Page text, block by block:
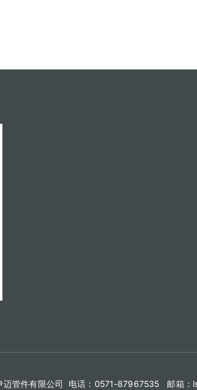
迈管件有限公司 电话：0571-87967535 邮箱